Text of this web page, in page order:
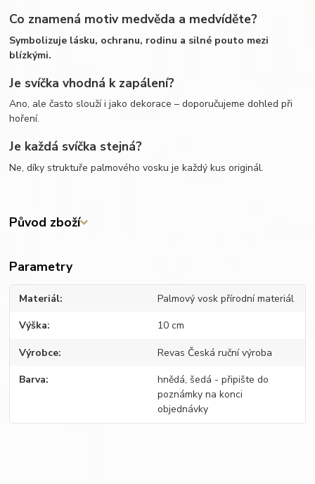
Co znamená motiv medvěda a medvíděte?
Symbolizuje lásku, ochranu, rodinu a silné pouto mezi
blízkými.
Je svíčka vhodná k zapálení?
Ano, ale často slouží i jako dekorace – doporučujeme dohled při
hoření.
Je každá svíčka stejná?
Ne, díky struktuře palmového vosku je každý kus originál.
Původ zboží
Parametry
Materiál Palmový vosk přírodní materiál
Výška 10 cm
Výrobce Revas Česká ruční výroba
Barva
hnědá, šedá - připište do
poznámky na konci
objednávky